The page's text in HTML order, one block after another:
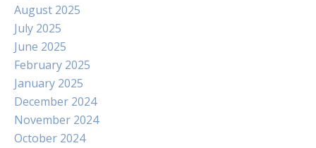
August 2025
July 2025
June 2025
February 2025
January 2025
December 2024
November 2024
October 2024